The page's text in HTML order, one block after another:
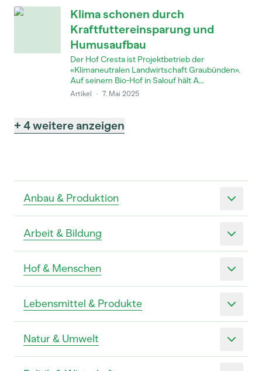
Anbau & Produktion
Arbeit & Bildung
Hof & Menschen
Lebensmittel & Produkte
Natur & Umwelt
Klima schonen durch
Kraftfuttereinsparung und
Humusaufbau
Der Hof Cresta ist Projektbetrieb der
«Klimaneutralen Landwirtschaft Graubünden».
Auf seinem Bio-Hof in Salouf hält A...
Artikel · 7. Mai 2025
+ 4 weitere anzeigen